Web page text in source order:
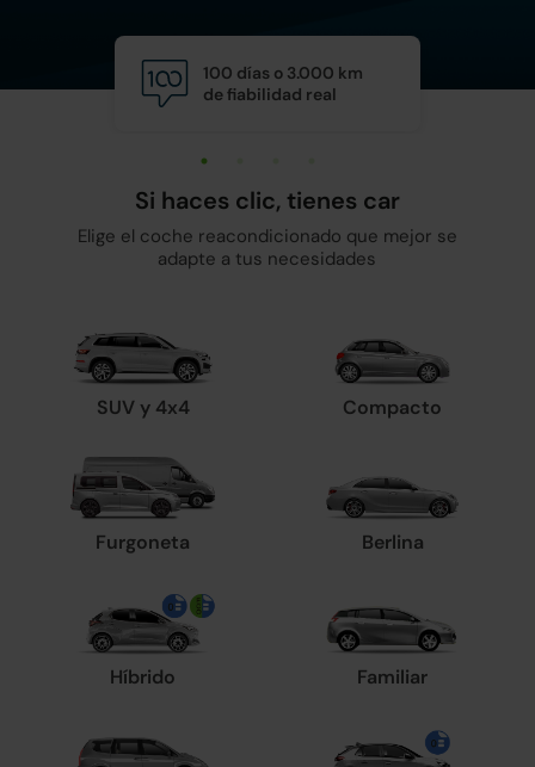
100 días o 3.000 km
de fiabilidad real
y
Si haces clic, tienes car
Elige el coche reacondicionado que mejor se
adapte a tus necesidades
SUV y 4x4 Compacto
Furgoneta Berlina
Híbrido Familiar